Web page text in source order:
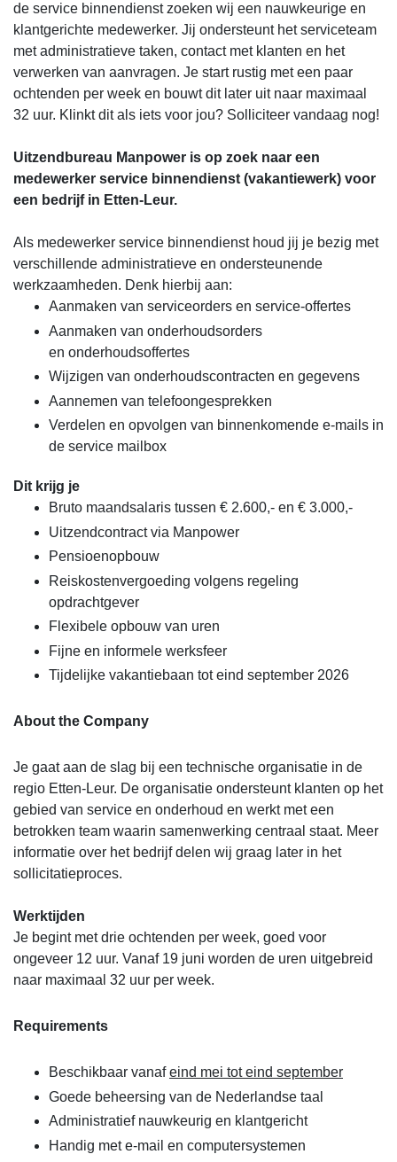
de service binnendienst zoeken wij een nauwkeurige en
klantgerichte medewerker. Jij ondersteunt het serviceteam
met administratieve taken, contact met klanten en het
verwerken van aanvragen. Je start rustig met een paar
ochtenden per week en bouwt dit later uit naar maximaal
32 uur. Klinkt dit als iets voor jou? Solliciteer vandaag nog!
Uitzendbureau Manpower is op zoek naar een
medewerker service binnendienst (vakantiewerk) voor
een bedrijf in Etten-Leur.
Als medewerker service binnendienst houd jij je bezig met
verschillende administratieve en ondersteunende
werkzaamheden. Denk hierbij aan:
Aanmaken van serviceorders en service-offertes
Aanmaken van onderhoudsorders
en onderhoudsoffertes
Wijzigen van onderhoudscontracten en gegevens
Aannemen van telefoongesprekken
Verdelen en opvolgen van binnenkomende e-mails in
de service mailbox
Dit krijg je
Bruto maandsalaris tussen € 2.600,- en € 3.000,-
Uitzendcontract via Manpower
Pensioenopbouw
Reiskostenvergoeding volgens regeling
opdrachtgever
Flexibele opbouw van uren
Fijne en informele werksfeer
Tijdelijke vakantiebaan tot eind september 2026
About the Company
Je gaat aan de slag bij een technische organisatie in de
regio Etten-Leur. De organisatie ondersteunt klanten op het
gebied van service en onderhoud en werkt met een
betrokken team waarin samenwerking centraal staat. Meer
informatie over het bedrijf delen wij graag later in het
sollicitatieproces.
Werktijden
Je begint met drie ochtenden per week, goed voor
ongeveer 12 uur. Vanaf 19 juni worden de uren uitgebreid
naar maximaal 32 uur per week.
Requirements
Beschikbaar vanafeind mei tot eind september
Goede beheersing van de Nederlandse taal
Administratief nauwkeurig en klantgericht
Handig met e-mail en computersystemen